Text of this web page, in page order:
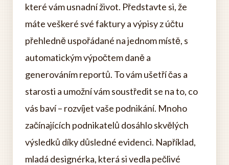
které vám usnadní život. Představte si, že
máte veškeré své faktury a výpisy z účtu
přehledně uspořádané na jednom místě, s
automatickým výpočtem daně a
generováním reportů. To vám ušetří čas a
starosti a umožní vám soustředit se na to, co
vás baví – rozvíjet vaše podnikání. Mnoho
začínajících podnikatelů dosáhlo skvělých
výsledků díky důsledné evidenci. Například,
mladá designérka, která si vedla pečlivé